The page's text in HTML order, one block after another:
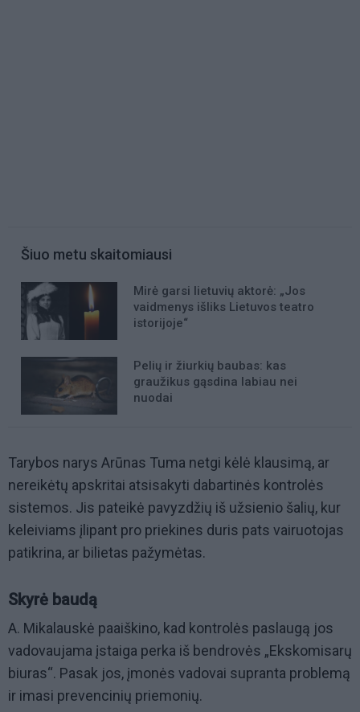
Šiuo metu skaitomiausi
Mirė garsi lietuvių aktorė: „Jos
vaidmenys išliks Lietuvos teatro
istorijoje“
Pelių ir žiurkių baubas: kas
graužikus gąsdina labiau nei
nuodai
Tarybos narys Arūnas Tuma netgi kėlė klausimą, ar
nereikėtų apskritai atsisakyti dabartinės kontrolės
sistemos. Jis pateikė pavyzdžių iš užsienio šalių, kur
keleiviams įlipant pro priekines duris pats vairuotojas
patikrina, ar bilietas pažymėtas.
Skyrė baudą
A. Mikalauskė paaiškino, kad kontrolės paslaugą jos
vadovaujama įstaiga perka iš bendrovės „Ekskomisarų
biuras“. Pasak jos, įmonės vadovai supranta problemą
ir imasi prevencinių priemonių.